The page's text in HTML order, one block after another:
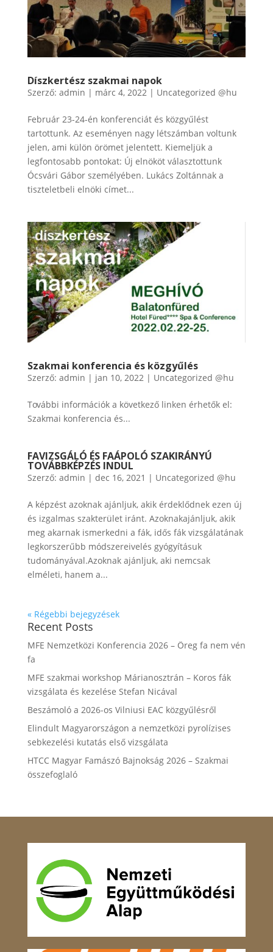
Díszkertész szakmai napok
Szerző: admin | márc 4, 2022| Uncategorized @hu
Február 23-24-én konferenciát és közgyűlést
tartottunk. Az eseményen nagy létszámban voltunk
jelen, ami külön örömet jelentett. Kiemeljük a
legfontosabb pontokat: Új elnököt választottunk
Ócsvári Gábor személyében. Lukács Zoltánnak a
tiszteletbeli elnöki címet...
Szakmai konferencia és közgyűlés
Szerző: admin | jan 10, 2022| Uncategorized @hu
További információk a következő linken érhetők el:
Szakmai konferencia és...
FAVIZSGÁLÓ ÉS FAÁPOLÓ SZAKIRÁNYÚ
TOVÁBBKÉPZÉS INDUL
Szerző: admin | dec 16, 2021 | Uncategorized @hu
A képzést azoknak ajánljuk, akik érdeklődnek ezen új
és izgalmas szakterület iránt. Azoknakajánljuk, akik
meg akarnak ismerkedni a fák, idős fák vizsgálatának
legkorszerűbb módszereivelés gyógyításuk
tudományával.Azoknak ajánljuk, aki nemcsak
elméleti, hanem a...
« Régebbi bejegyzések
Recent Posts
MFE Nemzetközi Konferencia 2026 – Öreg fa nem vén
fa
MFE szakmai workshop Márianosztrán – Koros fák
vizsgálata és kezelése Stefan Nicával
Beszámoló a 2026-os Vilniusi EAC közgyűlésről
Elindult Magyarországon a nemzetközi pyrolízises
sebkezelési kutatás első vizsgálata
HTCC Magyar Famászó Bajnokság 2026 – Szakmai
összefoglaló